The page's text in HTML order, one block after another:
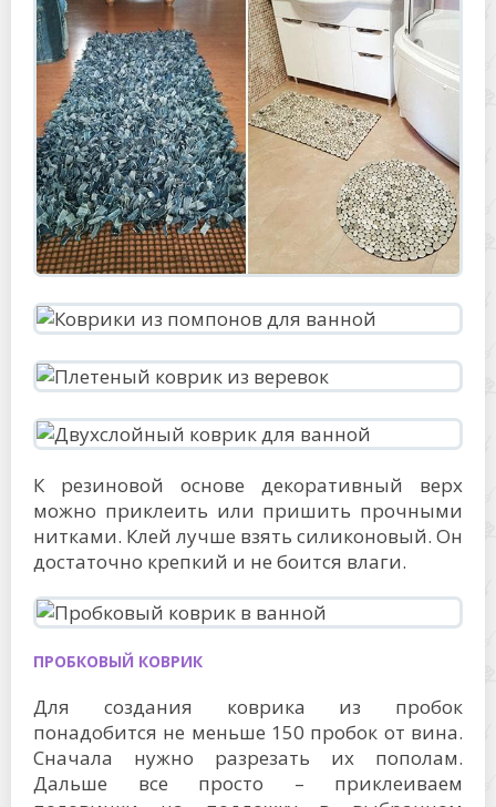
К резиновой основе декоративный верх
можно приклеить или пришить прочными
нитками. Клей лучше взять силиконовый. Он
достаточно крепкий и не боится влаги.
ПРОБКОВЫЙ КОВРИК
Для создания коврика из пробок
понадобится не меньше 150 пробок от вина.
Сначала нужно разрезать их пополам.
Дальше все просто – приклеиваем